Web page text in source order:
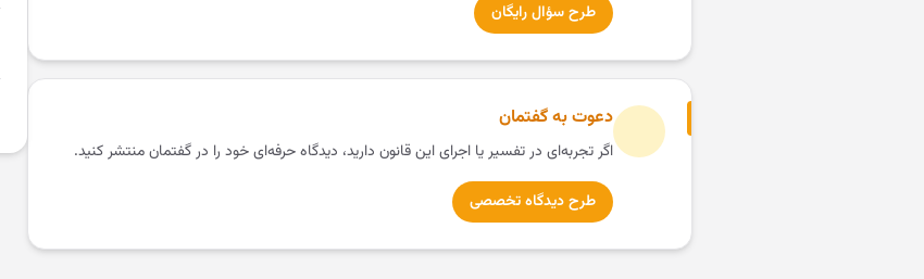
طرح سؤال رایگان
دعوت به گفتمان
اگر تجربه‌ای در تفسیر یا اجرای این قانون دارید، دیدگاه حرفه‌ای خود را در گفتمان منتشر کنید.
طرح دیدگاه تخصصی